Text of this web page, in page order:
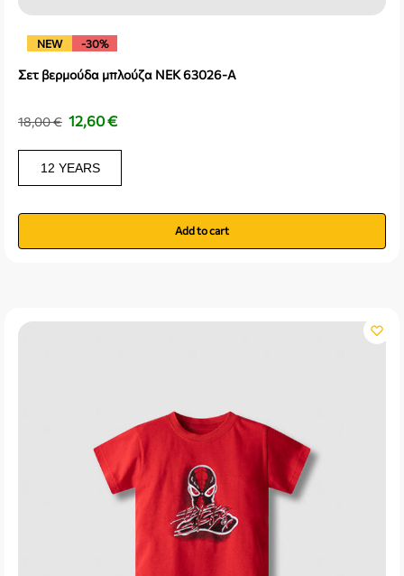
NEW -30%
Σετ βερμούδα μπλούζα NEK 63026-A
18,00€ 12,60€
12 YEARS
Add to cart